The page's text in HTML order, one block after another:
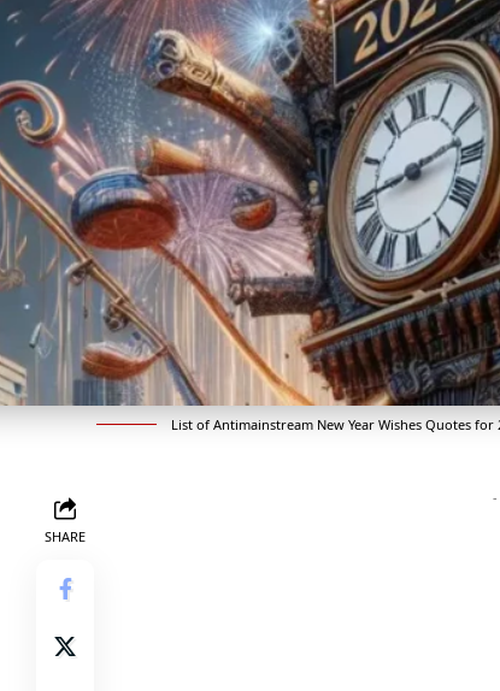
List of Antimainstream New Year Wishes Quotes for
SHARE
-